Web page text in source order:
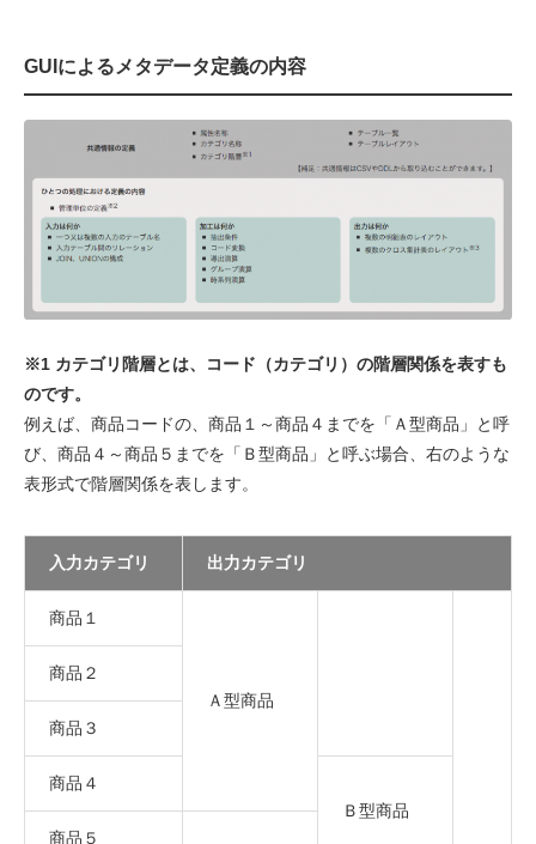
GUIによるメタデータ定義の内容
※1 カテゴリ階層とは、コード（カテゴリ）の階層関係を表すも
のです。
例えば、商品コードの、商品１～商品４までを「Ａ型商品」と呼
び、商品４～商品５までを「Ｂ型商品」と呼ぶ場合、右のような
表形式で階層関係を表します。
入力カテゴリ 出力カテゴリ
商品１
Ａ型商品
商品２
商品３
商品４
Ｂ型商品
商品５